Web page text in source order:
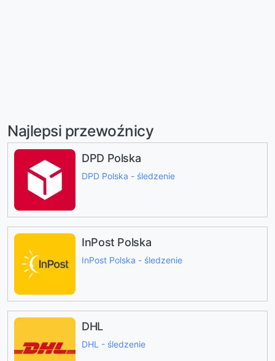
Najlepsi przewoźnicy
DPD Polska
DPD Polska - śledzenie
InPost Polska
InPost Polska - śledzenie
DHL
DHL - śledzenie